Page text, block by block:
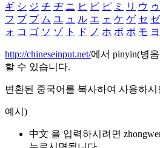
ギ シ ジ チ ヂ ニ ヒ ビ ピ ミ リ ウ ゥ
フ ブ プ ム ユ ュ ル エ ェ ケ ゲ セ ゼ
ォ コ ゴ ソ ゾ ト ド ノ ホ ボ ポ モ ヨ
http://chineseinput.net/에서 pinyin(병
할 수 있습니다.
변환된 중국어를 복사하여 사용하시
예시)
中文 을 입력하시려면